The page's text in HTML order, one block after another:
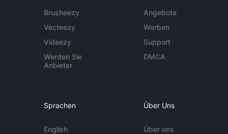
Brusheezy
Vecteezy
Videezy
Werden Sie
Anbieter
Angebote
Werben
Support
DMCA
Sprachen
English
Über Uns
Über uns